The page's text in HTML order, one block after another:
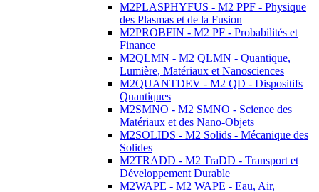
M2PLASPHYFUS - M2 PPF - Physique
des Plasmas et de la Fusion
M2PROBFIN - M2 PF - Probabilités et
Finance
M2QLMN - M2 QLMN - Quantique,
Lumière, Matériaux et Nanosciences
M2QUANTDEV - M2 QD - Dispositifs
Quantiques
M2SMNO - M2 SMNO - Science des
Matériaux et des Nano-Objets
M2SOLIDS - M2 Solids - Mécanique des
Solides
M2TRADD - M2 TraDD - Transport et
Développement Durable
M2WAPE - M2 WAPE - Eau, Air,